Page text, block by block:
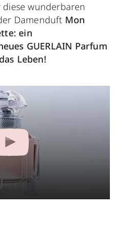
wunderbaren
Damenduft Mon
ein
GUERLAIN Parfum
Leben!